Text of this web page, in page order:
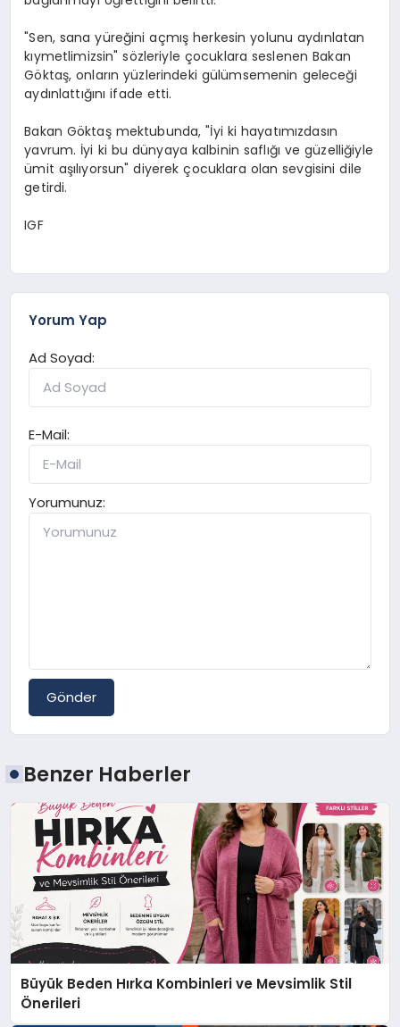
"Sen, sana yüreğini açmış herkesin yolunu aydınlatan
kıymetlimizsin" sözleriyle çocuklara seslenen Bakan
Göktaş, onların yüzlerindeki gülümsemenin geleceği
aydınlattığını ifade etti.
Bakan Göktaş mektubunda, "İyi ki hayatımızdasın
yavrum. İyi ki bu dünyaya kalbinin saflığı ve güzelliğiyle
ümit aşılıyorsun" diyerek çocuklara olan sevgisini dile
getirdi.
IGF
Yorum Yap
Ad Soyad:
E-Mail:
Yorumunuz:
Gönder
Benzer Haberler
Büyük Beden Hırka Kombinleri ve Mevsimlik Stil
Önerileri